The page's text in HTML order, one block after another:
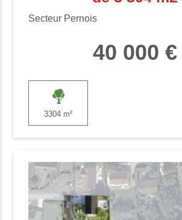
Secteur Pernois
40 000 €
3304 m²